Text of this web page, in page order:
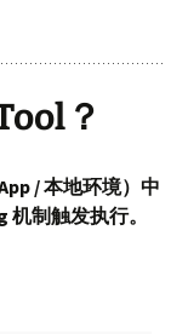
？
/ 本地环境）中
制触发执行。